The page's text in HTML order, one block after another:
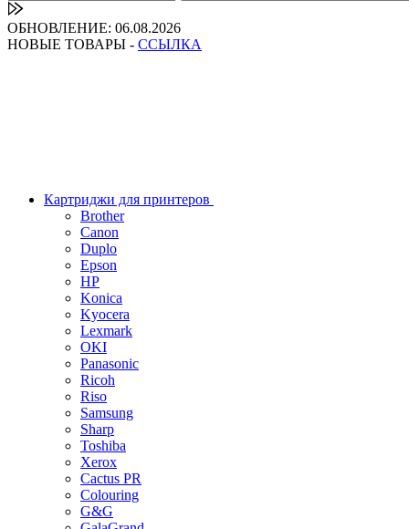
ОБНОВЛЕНИЕ: 06.08.2026
НОВЫЕ ТОВАРЫ - ССЫЛКА
Картриджи для принтеров
Brother
Canon
Duplo
Epson
HP
Konica
Kyocera
Lexmark
OKI
Panasonic
Ricoh
Riso
Samsung
Sharp
Toshiba
Xerox
Cactus PR
Colouring
G&G